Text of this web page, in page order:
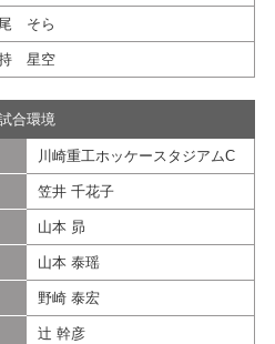
そら
星空
合環境
川崎重工ホッケースタジアムC
笠井 千花子
山本 昴
山本 泰瑶
野崎 泰宏
辻 幹彦